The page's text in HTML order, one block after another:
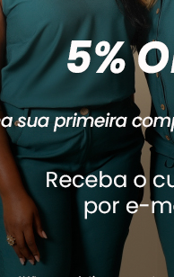
VESTIDO FEMININO
R$ 324 90 R$ 189 ,90
Em até3 x R$ 63,30 sem